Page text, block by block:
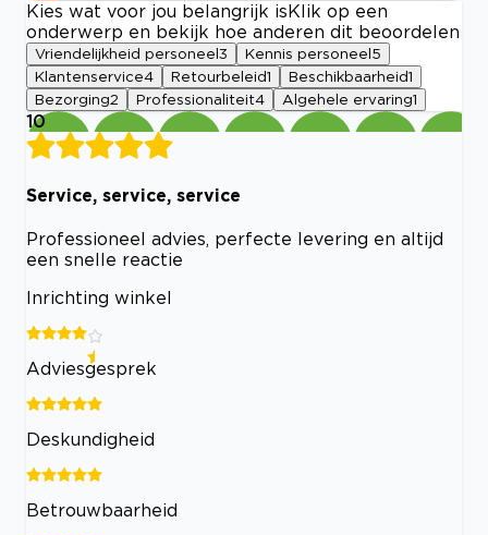
Kies wat voor jou belangrijk is Klik op een
onderwerp en bekijk hoe anderen dit beoordelen
Vriendelijkheid personeel 3 Kennis personeel 5
Klantenservice4 Retourbeleid1 Beschikbaarheid1
Bezorging2 Professionaliteit4 Algehele ervaring1
10
Service, service, service
Professioneel advies, perfecte levering en altijd
een snelle reactie
Inrichting winkel
Adviesgesprek
Deskundigheid
Betrouwbaarheid